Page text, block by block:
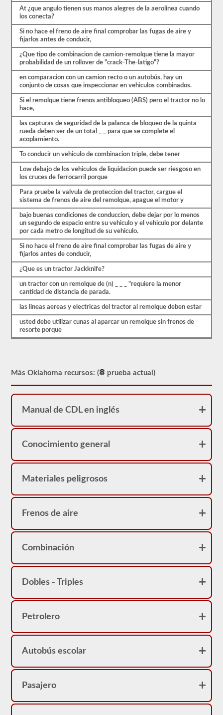
largas
requieren
habilidades
adicionales.
Deberá
obtener
puntaje
menos
80%
(16
aprobar
examen
combinado.
Tenemos
100
preguntas
que
probable
que
encuentre
el
examen
de
aprobación
combinado.
Estas
preguntas
siguen
de
lo
ayudarán
agregar
el
combinado
su
brindarán
comentarios
inmediatos
explicaciones
para
la
Comience
y
póngase
asiento
del
At ¿que angulo tienen sus manos alegres de la aerolinea cuando
los conecta?
Si no hace el freno de aire final comprobar las fugas de aire y
fijarlos antes de conducir,
¿Que tipo de combinacion de camion-remolque tiene la mayor
probabilidad de un rollover de "crack-The-latigo"?
en comparacion con un camion recto o un autobús, hay un
conjunto de cosas que inspeccionar en vehiculos combinados.
Si el remolque tiene frenos antibloqueo (ABS) pero el tractor no lo
hace,
las capturas de seguridad de la palanca de bloqueo de la quinta
rueda deben ser de un total _ _ para que se complete el
acoplamiento.
To conducir un vehiculo de combinacion triple, debe tener
Low debajo de los vehiculos de liquidacion puede ser riesgoso en
los cruces de ferrocarril porque
Para pruebe la valvula de proteccion del tractor, cargue el
sistema de frenos de aire del remolque, apague el motor y
bajo buenas condiciones de conduccion, debe dejar por lo menos
un segundo de espacio entre su vehiculo y el vehiculo por delante
por cada metro de longitud de su vehiculo.
Si no hace el freno de aire final comprobar las fugas de aire y
fijarlos antes de conducir,
¿Que es un tractor Jackknife?
un tractor con un remolque de (n) _ _ _ "requiere la menor
cantidad de distancia de parada.
las lineas aereas y electricas del tractor al remolque deben estar
usted debe utilizar cunas al aparcar un remolque sin frenos de
resorte porque
Más Oklahoma recursos: ( prueba actual)
Manual de CDL en inglés
Conocimiento general
Materiales peligrosos
Frenos de aire
Combinación
Dobles - Triples
Petrolero
Autobús escolar
Pasajero